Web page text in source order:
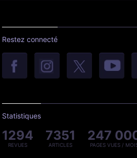
Restez connecté
Statistiques
1294
REVUES
7351
ARTICLES
247
PAGES VUES /